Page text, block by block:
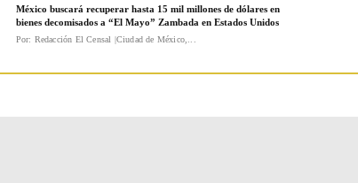
México buscará recuperar hasta 15 mil millones de dólares en
bienes decomisados a “El Mayo” Zambada en Estados Unidos
Por: Redacción El Censal |Ciudad de México,...